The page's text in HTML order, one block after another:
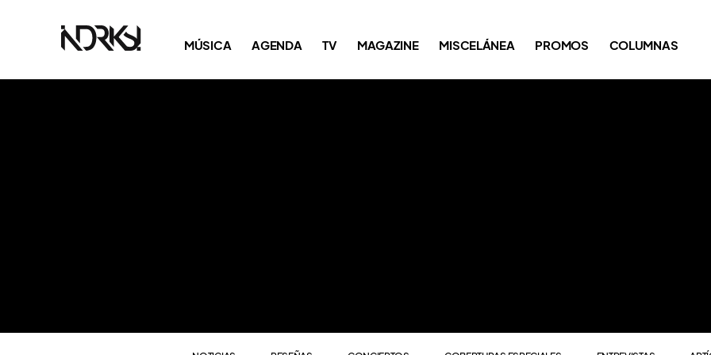
MÚSICA AGENDA TV MAGAZINE MISCELÁNEA PROMOS COLUMNAS